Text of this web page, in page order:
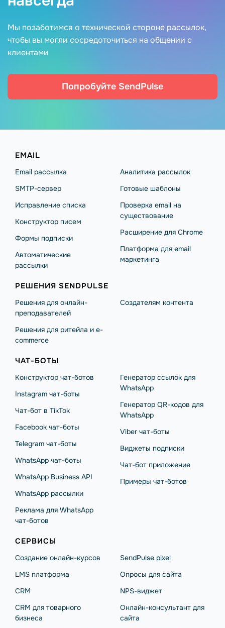
Мы позаботимся о технической стороне рассылок,
чтобы вы могли сосредоточиться на общении с
клиентами
Попробуйте SendPulse
EMAIL
Email рассылка
SMTP-сервер
Исправление списка
Конструктор писем
Формы подписки
Автоматические
рассылки
Аналитика рассылок
Готовые шаблоны
Проверка email на
существование
Расширение для Chrome
Платформа для email
маркетинга
РЕШЕНИЯ SENDPULSE
Решения для онлайн-
преподавателей
Решения для ритейла и e-
commerce
Создателям контента
ЧАТ-БОТЫ
Конструктор чат-ботов
Instagram чат-боты
Чат-бот в TikTok
Facebook чат-боты
Telegram чат-боты
WhatsApp чат-боты
WhatsApp Business API
WhatsApp рассылки
Реклама для WhatsApp
чат-ботов
Генератор ссылок для
WhatsApp
Генератор QR-кодов для
WhatsApp
Viber чат-боты
Виджеты подписки
Чат-бот приложение
Примеры чат-ботов
СЕРВИСЫ
Создание онлайн-курсов
LMS платформа
CRM
CRM для товарного
бизнеса
SendPulse pixel
Опросы для сайта
NPS-виджет
Онлайн-консультант для
сайта